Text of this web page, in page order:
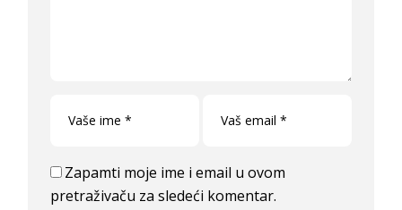
Zapamti moje ime i email u ovom
pretraživaču za sledeći komentar.